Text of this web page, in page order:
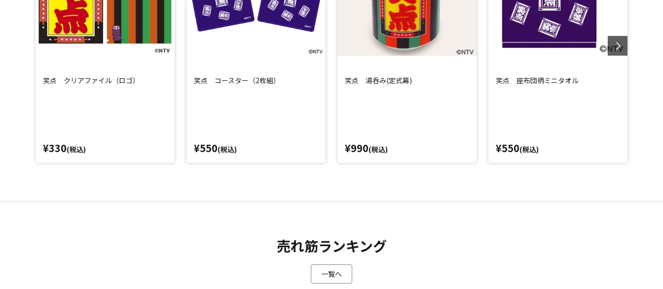
笑点 クリアファイル（ロゴ）
¥330(税込)
笑点 コースター（2枚組）
¥550(税込)
笑点 湯呑み(定式幕)
¥990(税込)
笑点 座布団柄ミニタオル
¥550(税込)
売れ筋ランキング
一覧へ